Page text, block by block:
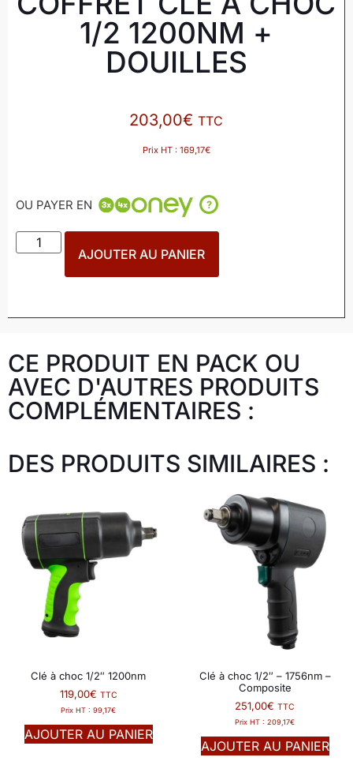
1/2 1200NM +
DOUILLES
203,00€ TTC
Prix HT : 169,17€
OU PAYER EN ?
AJOUTER AU PANIER
CE PRODUIT EN PACK OU
AVEC D'AUTRES PRODUITS
COMPLÉMENTAIRES :
DES PRODUITS SIMILAIRES :
Clé à choc 1/2″ 1200nm
119,00€ TTC
Prix HT : 99,17€
AJOUTER AU PANIER
Clé à choc 1/2″ – 1756nm –
Composite
251,00€ TTC
Prix HT : 209,17€
AJOUTER AU PANIER